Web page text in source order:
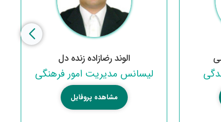
الوند رضازاده زنده دل
لیسانس مدیریت امور فرهنگی
مشاهده پروفایل